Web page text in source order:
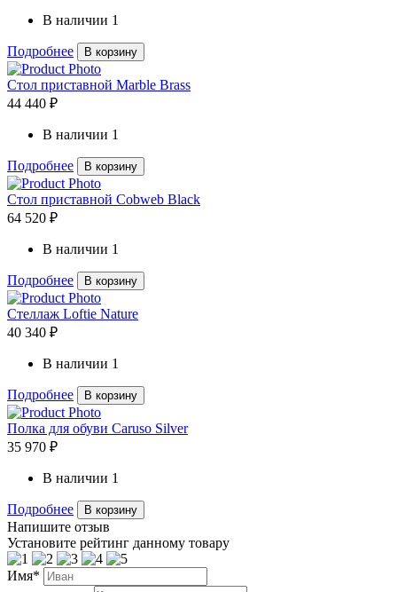
В наличии 1
Подробнее В корзину
Стол приставной Marble Brass
44 440 ₽
В наличии 1
Подробнее В корзину
Стол приставной Cobweb Black
64 520 ₽
В наличии 1
Подробнее В корзину
Стеллаж Loftie Nature
40 340 ₽
В наличии 1
Подробнее В корзину
Полка для обуви Caruso Silver
35 970 ₽
В наличии 1
Подробнее В корзину
Напишите отзыв
Установите рейтинг данному товару
Имя*